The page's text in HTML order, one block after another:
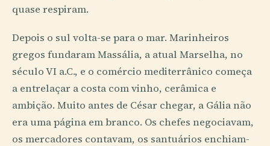
quase respiram.
Depois o sul volta-se para o mar. Marinheiros
gregos fundaram Massália, a atual Marselha, no
século VI a.C., e o comércio mediterrânico começa
a entrelaçar a costa com vinho, cerâmica e
ambição. Muito antes de César chegar, a Gália não
era uma página em branco. Os chefes negociavam,
os mercadores contavam, os santuários enchiam-